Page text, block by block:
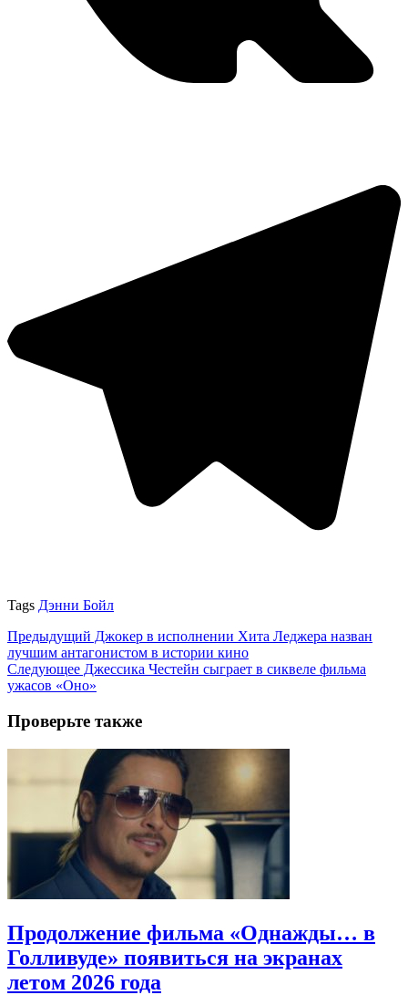
Tags Дэнни Бойл
Предыдущий Джокер в исполнении Хита Леджера назван
лучшим антагонистом в истории кино
Следующее Джессика Честейн сыграет в сиквеле фильма
ужасов «Оно»
Проверьте также
Продолжение фильма «Однажды… в
Голливуде» появиться на экранах
летом 2026 года